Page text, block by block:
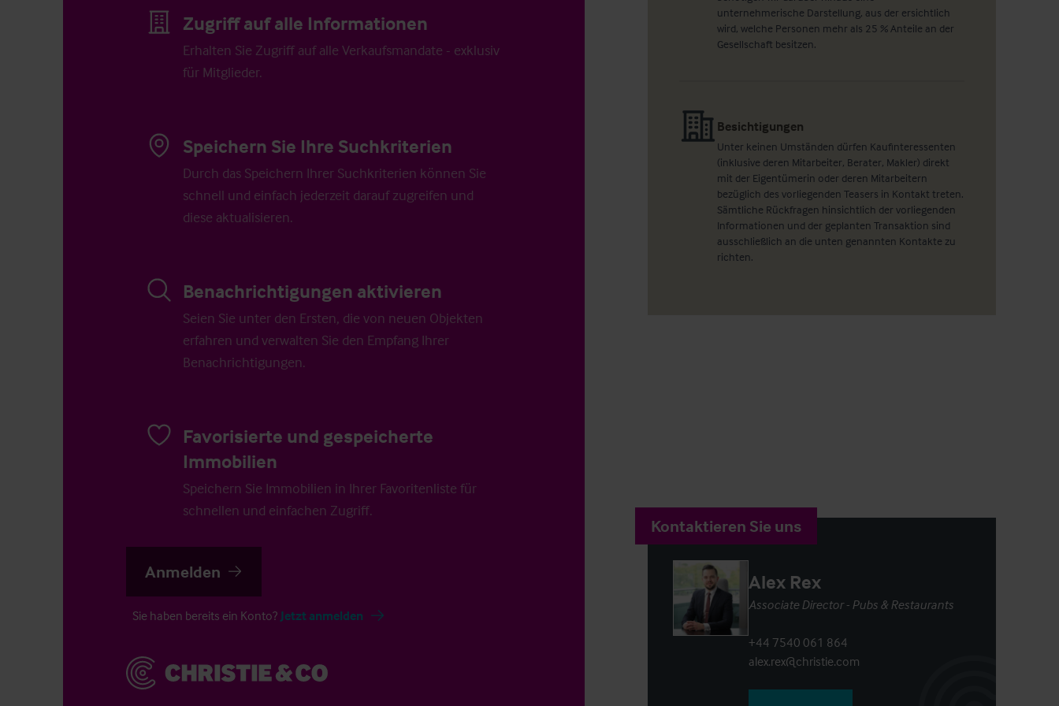
Zugriff auf alle Informationen
Erhalten Sie Zugriff auf alle Verkaufsmandate - exklusiv
für Mitglieder.
Speichern Sie Ihre Suchkriterien
Durch das Speichern Ihrer Suchkriterien können Sie
schnell und einfach jederzeit darauf zugreifen und
diese aktualisieren.
Benachrichtigungen aktivieren
Seien Sie unter den Ersten, die von neuen Objekten
erfahren und verwalten Sie den Empfang Ihrer
Benachrichtigungen.
Favorisierte und gespeicherte
Immobilien
Speichern Sie Immobilien in Ihrer Favoritenliste für
schnellen und einfachen Zugriff.
Anmelden
Sie haben bereits ein Konto? Jetzt anmelden
unternehmerische Darstellung, aus der ersichtlich
wird, welche Personen mehr als 25 % Anteile an der
Gesellschaft besitzen.
Besichtigungen
Unter keinen Umständen dürfen Kaufinteressenten
(inklusive deren Mitarbeiter, Berater, Makler) direkt
mit der Eigentümerin oder deren Mitarbeitern
bezüglich des vorliegenden Teasers in Kontakt treten.
Sämtliche Rückfragen hinsichtlich der vorliegenden
Informationen und der geplanten Transaktion sind
ausschließlich an die unten genannten Kontakte zu
richten.
Kontaktieren Sie uns
Alex Rex
Associate Director - Pubs & Restaurants
+44 7540 061 864
alex.rex@christie.com